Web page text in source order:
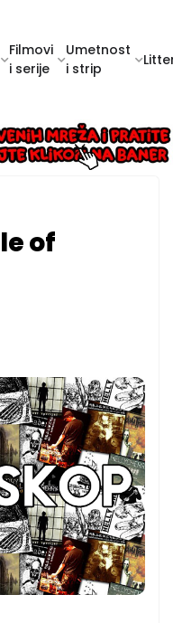
Filmovi
i serije
Umetnost
i strip
of